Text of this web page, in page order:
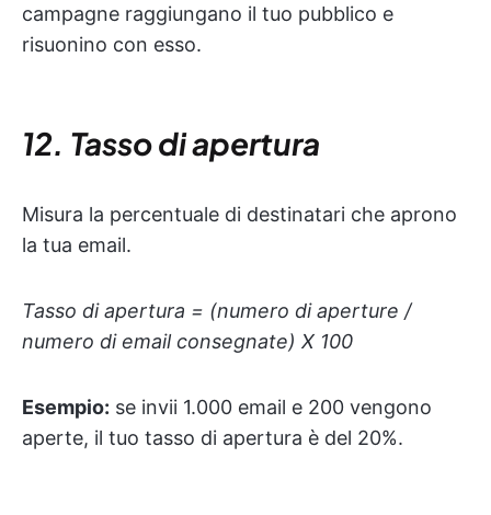
campagne raggiungano il tuo pubblico e
risuonino con esso.
12. Tasso di apertura
Misura la percentuale di destinatari che aprono
la tua email.
Tasso di apertura = (numero di aperture /
numero di email consegnate) X 100
Esempio: se invii 1.000 email e 200 vengono
aperte, il tuo tasso di apertura è del 20%.